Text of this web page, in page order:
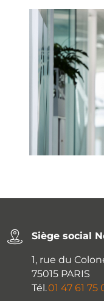
Siège social
1, rue du
75015 PARIS
Tél.01 47 61 75